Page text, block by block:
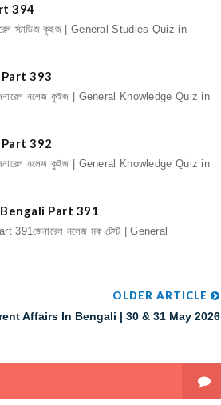
394
স্টাডিজ কুইজ | General Studies Quiz in
Part 393
নলেজ কুইজ | General Knowledge Quiz in
Part 392
নলেজ কুইজ | General Knowledge Quiz in
Bengali Part 391
391জেনারেল নলেজ মক টেস্ট | General
OLDER ARTICLE
Affairs In Bengali | 30 & 31 May 2026